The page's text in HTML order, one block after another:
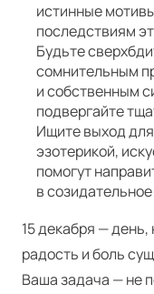
истинные
последствиям
Будьте
сомнительным
и собственным
подвергайте
Ищите выход
эзотерикой,
помогут
в
15 декабря —
радость и боль
Ваша задача — не